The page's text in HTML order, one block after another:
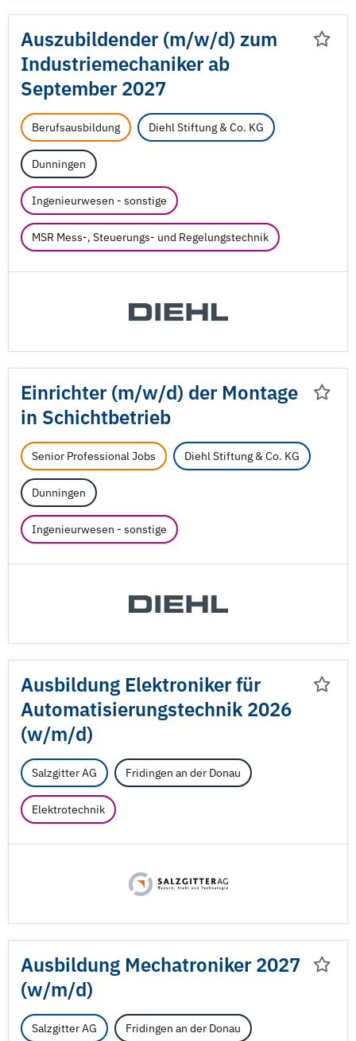
Auszubildender (m/w/d) zum
Industriemechaniker ab
September 2027
Berufsausbildung Diehl Stiftung & Co. KG
Dunningen
Ingenieurwesen - sonstige
MSR Mess-, Steuerungs- und Regelungstechnik
Einrichter (m/w/d) der Montage
in Schichtbetrieb
Senior Professional Jobs Diehl Stiftung & Co. KG
Dunningen
Ingenieurwesen - sonstige
Ausbildung Elektroniker für
Automatisierungstechnik 2026
(w/m/d)
Salzgitter AG Fridingen an der Donau
Elektrotechnik
Ausbildung Mechatroniker 2027
(w/m/d)
Salzgitter AG Fridingen an der Donau